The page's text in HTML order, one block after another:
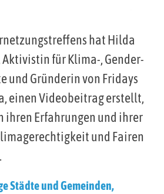
hat Hilda
für Klima-, Gender-
und Gründerin von Fridays
einen Videobeitrag erstellt,
ihren Erfahrungen und ihrer
und Fairen
Städte und Gemeinden,